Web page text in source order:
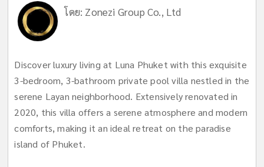
โดย: Zonezi Group Co., Ltd
Discover luxury living at Luna Phuket with this exquisite
3-bedroom, 3-bathroom private pool villa nestled in the
serene Layan neighborhood. Extensively renovated in
2020, this villa offers a serene atmosphere and modern
comforts, making it an ideal retreat on the paradise
island of Phuket.